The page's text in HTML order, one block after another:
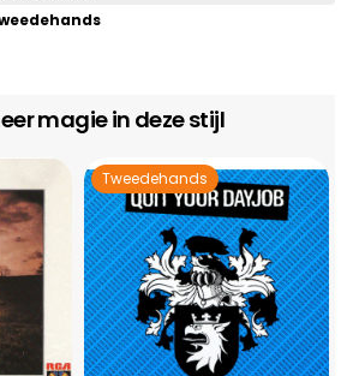
magie in deze stijl
Tweedehands